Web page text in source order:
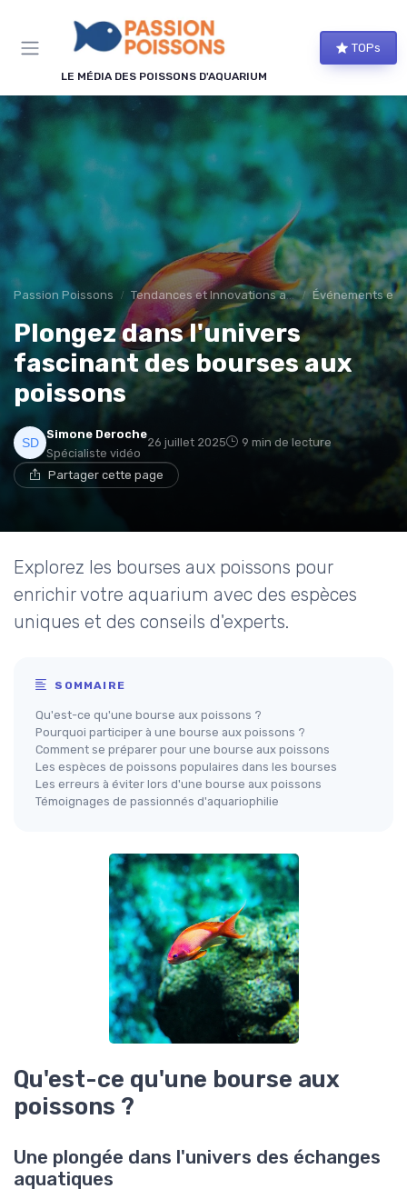
LE MÉDIA DES POISSONS D'AQUARIUM
TOPs
Passion Poissons Tendances et Innovations aquariophilie Événements et
Plongez dans l'univers
fascinant des bourses aux
poissons
Simone Deroche
Spécialiste vidéo
26 juillet 2025 9 min de lecture
Partager cette page
Explorez les bourses aux poissons pour
enrichir votre aquarium avec des espèces
uniques et des conseils d'experts.
SOMMAIRE
Qu'est-ce qu'une bourse aux poissons ?
Pourquoi participer à une bourse aux poissons ?
Comment se préparer pour une bourse aux poissons
Les espèces de poissons populaires dans les bourses
Les erreurs à éviter lors d'une bourse aux poissons
Témoignages de passionnés d'aquariophilie
Qu'est-ce qu'une bourse aux
poissons ?
Une plongée dans l'univers des échanges
aquatiques